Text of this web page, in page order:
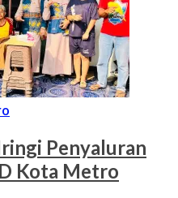
Penyaluran
Kota Metro